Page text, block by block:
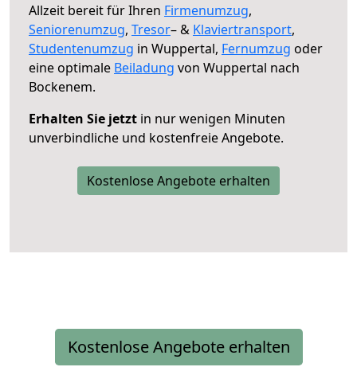
Allzeit bereit für Ihren Firmenumzug,
Seniorenumzug, Tresor– & Klaviertransport,
Studentenumzug in Wuppertal, Fernumzug oder
eine optimale Beiladung von Wuppertal nach
Bockenem.
Erhalten Sie jetzt in nur wenigen Minuten
unverbindliche und kostenfreie Angebote.
Kostenlose Angebote erhalten
Kostenlose Angebote erhalten